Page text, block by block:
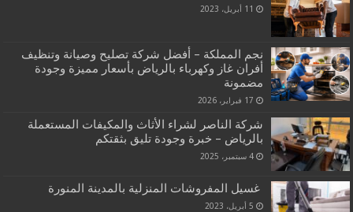
11 أبريل، 2023
نجم المملكة – أفضل شركة تصليح وصيانة وتنظيف
أفران غاز وكهرباء بالرياض بأسعار مميزة وجودة
مضمونة
17 فبراير، 2026
شركة الناصر لشراء الأثاث والمكيفات المستعملة
بالرياض – خبرة وجودة تليق بثقتكم
4 سبتمبر، 2025
غسيل المفروشات المنزلية بالمدينة المنورة
5 أبريل، 2023